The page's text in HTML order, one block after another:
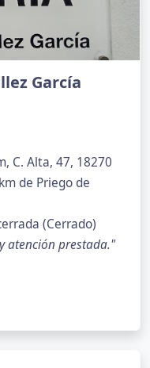
García
, C. Alta, 47, 18270
de Priego de
(Cerrado)
atención prestada."